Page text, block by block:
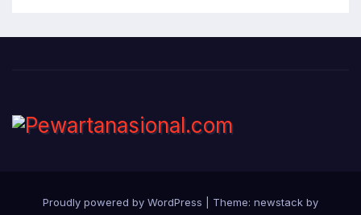
Proudly powered by WordPress
Theme: newstack by